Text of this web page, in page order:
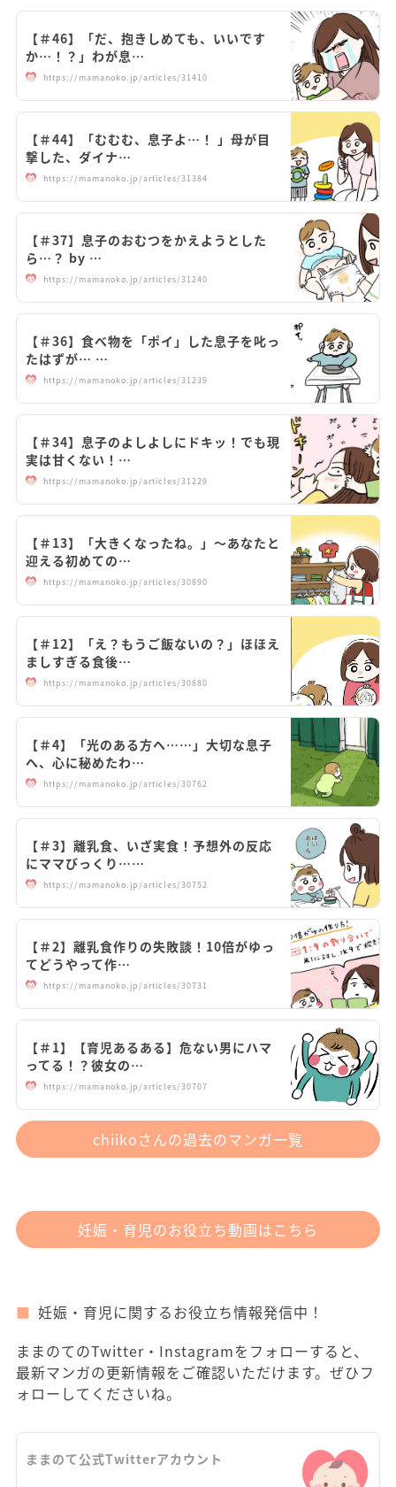
【＃46】「だ、抱きしめても、いいです
か…！？」わが息…
https://mamanoko.jp/articles/31410
【＃44】「むむむ、息子よ…！ 」母が目
撃した、ダイナ…
https://mamanoko.jp/articles/31384
【＃37】息子のおむつをかえようとした
ら…？ by …
https://mamanoko.jp/articles/31240
【＃36】食べ物を「ポイ」した息子を叱っ
たはずが… …
https://mamanoko.jp/articles/31239
【＃34】息子のよしよしにドキッ！でも現
実は甘くない！…
https://mamanoko.jp/articles/31229
【＃13】「大きくなったね。」～あなたと
迎える初めての…
https://mamanoko.jp/articles/30890
【＃12】「え？もうご飯ないの？」ほほえ
ましすぎる食後…
https://mamanoko.jp/articles/30880
【＃4】「光のある方へ……」大切な息子
へ、心に秘めたわ…
https://mamanoko.jp/articles/30762
【＃3】離乳食、いざ実食！予想外の反応
にママびっくり……
https://mamanoko.jp/articles/30752
【＃2】離乳食作りの失敗談！10倍がゆっ
てどうやって作…
https://mamanoko.jp/articles/30731
【＃1】【育児あるある】危ない男にハマ
ってる！？彼女の…
https://mamanoko.jp/articles/30707
chiikoさんの過去のマンガ一覧
妊娠・育児のお役立ち動画はこちら
妊娠・育児に関するお役立ち情報発信中！
ままのてのTwitter・Instagramをフォローすると、
最新マンガの更新情報をご確認いただけます。ぜひフ
ォローしてくださいね。
ままのて公式Twitterアカウント